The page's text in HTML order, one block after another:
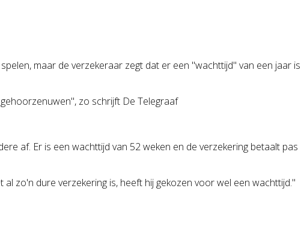
maar de verzekeraar zegt dat er een "wachttijd" van een jaar is
zo schrijft De Telegraaf
af. Er is een wachttijd van 52 weken en de verzekering betaalt pas
zo'n dure verzekering is, heeft hij gekozen voor wel een wachttijd."